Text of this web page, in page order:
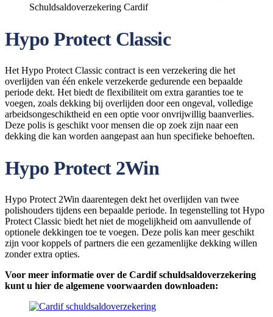
Schuldsaldoverzekering Cardif
Hypo Protect Classic
Het Hypo Protect Classic contract is een verzekering die het
overlijden van één enkele verzekerde gedurende een bepaalde
periode dekt. Het biedt de flexibiliteit om extra garanties toe te
voegen, zoals dekking bij overlijden door een ongeval, volledige
arbeidsongeschiktheid en een optie voor onvrijwillig baanverlies.
Deze polis is geschikt voor mensen die op zoek zijn naar een
dekking die kan worden aangepast aan hun specifieke behoeften.
Hypo Protect 2Win
Hypo Protect 2Win daarentegen dekt het overlijden van twee
polishouders tijdens een bepaalde periode. In tegenstelling tot Hypo
Protect Classic biedt het niet de mogelijkheid om aanvullende of
optionele dekkingen toe te voegen. Deze polis kan meer geschikt
zijn voor koppels of partners die een gezamenlijke dekking willen
zonder extra opties.
Voor meer informatie over de Cardif schuldsaldoverzekering
kunt u hier de algemene voorwaarden downloaden: